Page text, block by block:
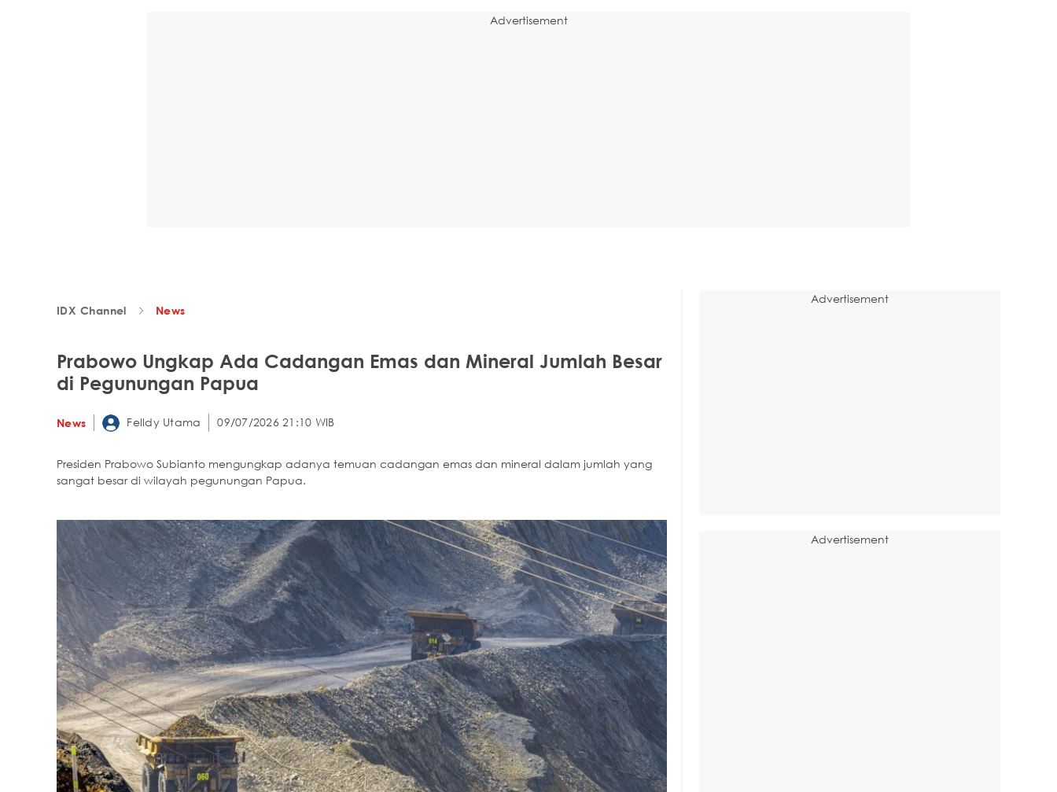
Advertisement
IDX Channel News
Prabowo Ungkap Ada Cadangan Emas dan Mineral Jumlah Besar
di Pegunungan Papua
News Felldy Utama 09/07/2026 21:10 WIB
Presiden Prabowo Subianto mengungkap adanya temuan cadangan emas dan mineral dalam jumlah yang
sangat besar di wilayah pegunungan Papua.
Advertisement
Advertisement